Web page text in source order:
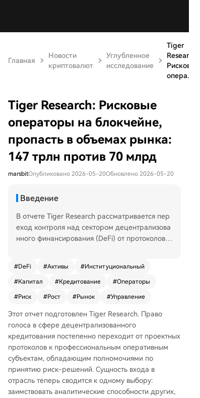
Главная
Новости
криптовалют
Углубленное
исследование
Tiger
Research:
Рисковые
опера...
Tiger Research: Рисковые
операторы на блокчейне,
пропасть в объемах рынка:
147 трлн против 70 млрд
marsbitОпубликовано 2026-05-20Обновлено 2026-05-20
Введение
В отчете Tiger Research рассматривается пер
еход контроля над сектором децентрализова
нного финансирования (DeFi) от протоколов к
аторы рисков, выступающие как профессиона
льные управляющие активами в блокчейн-ср
еде. Это стало возможным благодаря перехо
ound) к модульной архитектуре с изолирован
ными хранилищами (Morpho), что позволило в
нешним командам самостоятельно управлять
рисками и стратегиями. На май 2026 года объ
ем активов под управлением в этом сегменте
составляет около $70 млрд, причем 70% рынк
а контролируют три ключевые команды: Stea
khouse (фокус на RWA), Sentora (AI-модели) и
#DeFi #Активы #Институциональный
#Капитал #Кредитование #Операторы
#Риск #Рост #Рынок #Управление
Этот отчет подготовлен Tiger Research. Право
голоса в сфере децентрализованного
кредитования постепенно переходит от проектных
протоколов к профессиональным оперативным
субъектам, обладающим полномочиями по
принятию риск-решений. Сущность входа в
отрасль теперь сводится к одному выбору:
заимствовать аналитические способности других,